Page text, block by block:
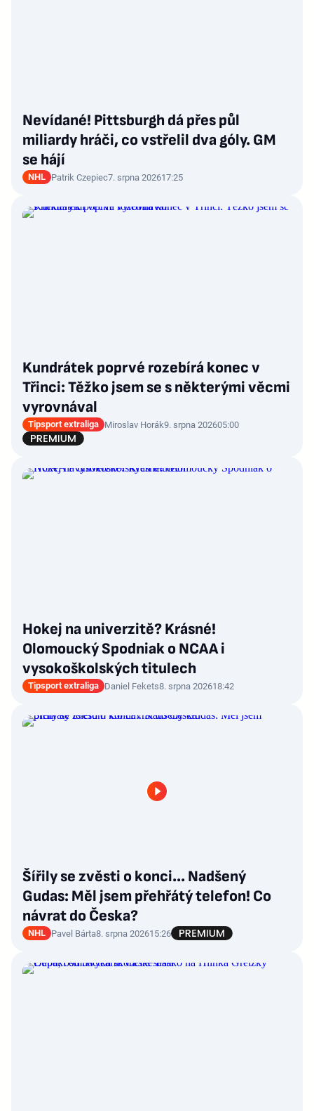
Nevídané! Pittsburgh dá přes půl
miliardy hráči, co vstřelil dva góly. GM
se hájí
NHL Patrik Czepiec7. srpna 202617:25
Kundrátek poprvé rozebírá konec v
Třinci: Těžko jsem se s některými věcmi
vyrovnával
Tipsport extraliga Miroslav Horák9. srpna 202605:00
Hokej na univerzitě? Krásné!
Olomoucký Spodniak o NCAA i
vysokoškolských titulech
Tipsport extraliga Daniel Fekets8. srpna 202618:42
Šířily se zvěsti o konci... Nadšený
Gudas: Měl jsem přehřátý telefon! Co
návrat do Česka?
NHL Pavel Bárta8. srpna 202615:26